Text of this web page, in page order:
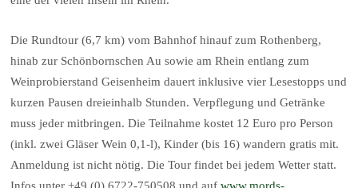
Die Rundtour (6,7 km) vom Bahnhof hinauf zum Rothenberg,
hinab zur Schönbornschen Au sowie am Rhein entlang zum
Weinprobierstand Geisenheim dauert inklusive vier Lesestopps und
kurzen Pausen dreieinhalb Stunden. Verpflegung und Getränke
muss jeder mitbringen. Die Teilnahme kostet 12 Euro pro Person
(inkl. zwei Gläser Wein 0,1-l), Kinder (bis 16) wandern gratis mit.
Anmeldung ist nicht nötig. Die Tour findet bei jedem Wetter statt.